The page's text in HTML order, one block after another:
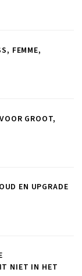
FEMME,
GROOT,
EN UPGRADE
NIET IN HET